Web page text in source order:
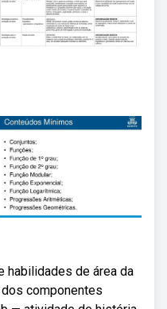
habilidades de área da
componentes